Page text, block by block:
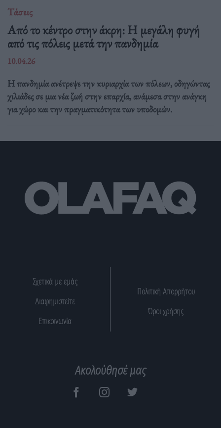
Τάσεις
Από το κέντρο στην άκρη: H μεγάλη φυγή
από τις πόλεις μετά την πανδημία
10.04.26
Η πανδημία ανέτρεψε την κυριαρχία των πόλεων, οδηγώντας
χιλιάδες σε μια νέα ζωή στην επαρχία, ανάμεσα στην ανάγκη
για χώρο και την πραγματικότητα των υποδομών.
Σχετικά με εμάς
Διαφημιστείτε
Επικοινωνία
Πολιτική Απορρήτου
Όροι χρήσης
Ακολούθησέ μας